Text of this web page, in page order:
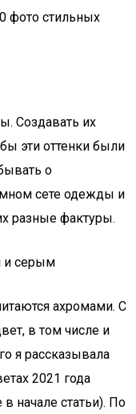
фото стильных
Создавать их
эти оттенки были
о
сете одежды и
разные фактуры.
и серым
ахромами. С
в том числе и
я рассказывала
2021 года
начале статьи). По